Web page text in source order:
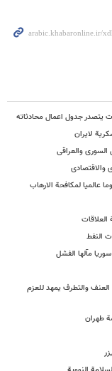
یتصدر جدول اعمال محادثاته
لایران
والعراقی
والاقتصادی
العلاقات
النفط
مآلها الفشل
والتطرف یمهد للعزم
طهران